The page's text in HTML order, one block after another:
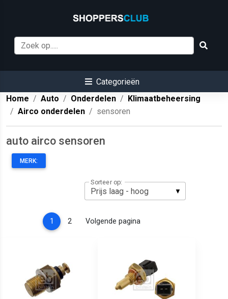
Categorieën
Home
Auto Onderdelen
Klimaatbeheersing
Airco onderdelen
sensoren
auto airco sensoren
MERK:
Sorteer op:
1 (current)
2 Volgende pagina